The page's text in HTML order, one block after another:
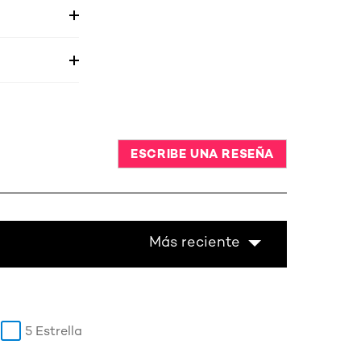
ESCRIBE UNA RESEÑA
Más reciente
5 Estrella